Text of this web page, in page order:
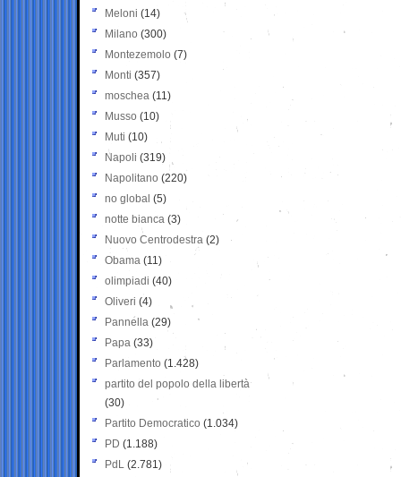
Meloni (14)
Milano (300)
Montezemolo (7)
Monti (357)
moschea (11)
Musso (10)
Muti (10)
Napoli (319)
Napolitano (220)
no global (5)
notte bianca (3)
Nuovo Centrodestra (2)
Obama (11)
olimpiadi (40)
Oliveri (4)
Pannella (29)
Papa (33)
Parlamento (1.428)
partito del popolo della libertà
(30)
Partito Democratico (1.034)
PD (1.188)
PdL (2.781)